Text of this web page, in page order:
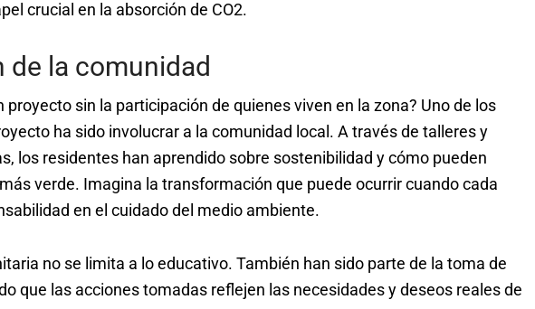
crucial en la absorción de CO2.
de la comunidad
proyecto sin la participación de quienes viven en la zona? Uno de los
ha sido involucrar a la comunidad local. A través de talleres y
los residentes han aprendido sobre sostenibilidad y cómo pueden
verde. Imagina la transformación que puede ocurrir cuando cada
en el cuidado del medio ambiente.
no se limita a lo educativo. También han sido parte de la toma de
que las acciones tomadas reflejen las necesidades y deseos reales de